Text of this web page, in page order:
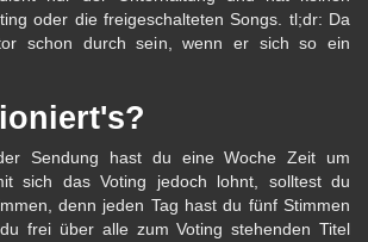
oder die freigeschalteten Songs. tl;dr: Da
schon durch sein, wenn er sich so ein
Sendung hast du eine Woche Zeit um
sich das Voting jedoch lohnt, solltest du
denn jeden Tag hast du fünf Stimmen
frei über alle zum Voting stehenden Titel